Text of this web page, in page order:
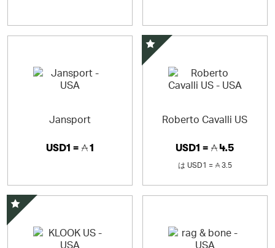
Jansport
USD1 = 1
Roberto Cavalli US
USD1 = 4.5
は USD1 = 3.5
スペシャルオファー
スペシャルオファー